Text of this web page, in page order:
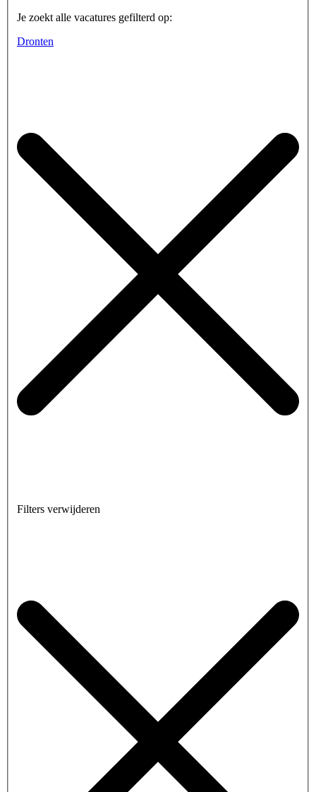
Je zoekt alle vacatures gefilterd op:
Dronten
Filters verwijderen